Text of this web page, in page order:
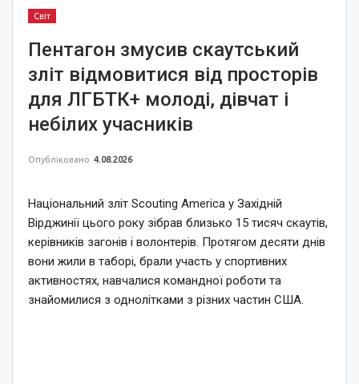
Світ
Пентагон змусив скаутський
зліт відмовитися від просторів
для ЛГБТК+ молоді, дівчат і
небілих учасників
Опубліковано 4.08.2026
Національний зліт Scouting America у Західній
Вірджинії цього року зібрав близько 15 тисяч скаутів,
керівників загонів і волонтерів. Протягом десяти днів
вони жили в таборі, брали участь у спортивних
активностях, навчалися командної роботи та
знайомилися з однолітками з різних частин США.